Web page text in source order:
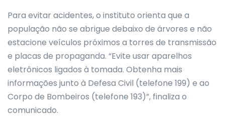
Para evitar acidentes, o instituto orienta que a
população não se abrigue debaixo de árvores e não
estacione veículos próximos a torres de transmissão
e placas de propaganda. “Evite usar aparelhos
eletrônicos ligados à tomada. Obtenha mais
informações junto à Defesa Civil (telefone 199) e ao
Corpo de Bombeiros (telefone 193)”, finaliza o
comunicado.